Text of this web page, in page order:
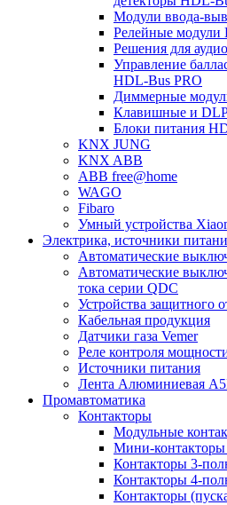
Модули ввода-
Релейные модули
Решения для
Управление
HDL-Bus PRO
Диммерные
Клавишные и
Блоки питания
KNX JUNG
KNX ABB
ABB free@home
WAGO
Fibaro
Умный устройства
Электрика, источники
Автоматические
Автоматические
тока серии QDC
Устройства защитного
Кабельная продукция
Датчики газа Vemer
Реле контроля
Источники питания
Лента Алюминиевая
Промавтоматика
Контакторы
Модульные
Мини-
Контакторы 3-
Контакторы 4-
Контакторы